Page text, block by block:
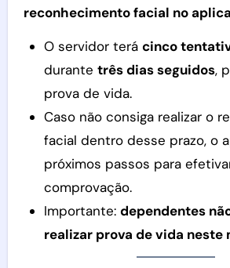
reconhecimento facial no
O servidor terá cinco
durante três dias seguidos,
prova de vida.
Caso não consiga realizar o
facial dentro desse prazo, o
próximos passos para
comprovação.
Importante: dependentes
realizar prova de vida neste